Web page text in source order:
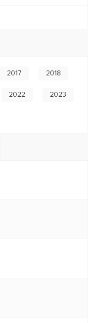
2017 2018
2022 2023